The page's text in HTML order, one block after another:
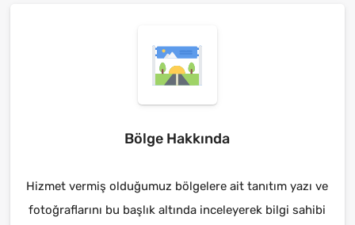
Bölge Hakkında
Hizmet vermiş olduğumuz bölgelere ait tanıtım yazı ve
fotoğraflarını bu başlık altında inceleyerek bilgi sahibi